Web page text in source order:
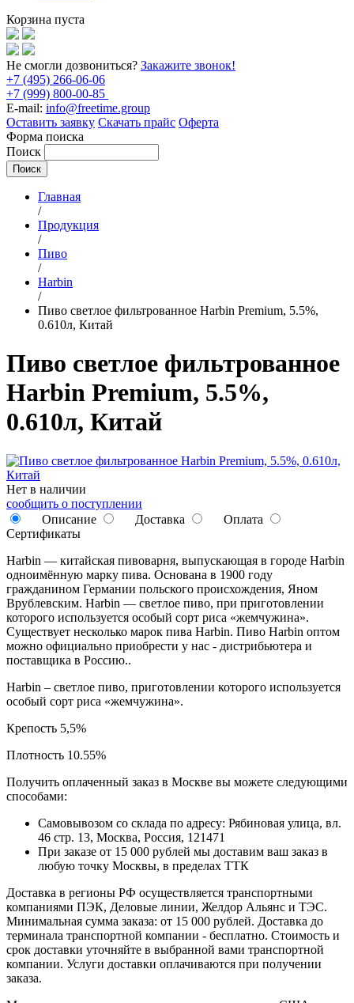
Корзина пуста
Не смогли дозвониться? Закажите звонок!
+7 (495) 266-06-06
+7 (999) 800-00-85
E-mail: info@freetime.group
Оставить заявку Скачать прайс Оферта
Форма поиска
Поиск
Главная
/
Продукция
/
Пиво
/
Harbin
/
Пиво светлое фильтрованное Harbin Premium, 5.5%,
0.610л, Китай
Пиво светлое фильтрованное
Harbin Premium, 5.5%,
0.610л, Китай
Нет в наличии
сообщить о поступлении
Описание
Доставка
Оплата
Сертификаты
Harbin — китайская пивоварня, выпускающая в городе Harbin
одноимённую марку пива. Основана в 1900 году
гражданином Германии польского происхождения, Яном
Врублевским. Harbin — светлое пиво, при приготовлении
которого используется особый сорт риса «жемчужина».
Существует несколько марок пива Harbin. Пиво Harbin оптом
можно официально приобрести у нас - дистрибьютера и
поставщика в Россию..
Harbin – светлое пиво, приготовлении которого используется
особый сорт риса «жемчужина».
Крепость 5,5%
Плотность 10.55%
Получить оплаченный заказ в Москве вы можете следующими
способами:
Самовывозом со склада по адресу: Рябиновая улица, вл.
46 стр. 13, Москва, Россия, 121471
При заказе от 15 000 рублей мы доставим ваш заказ в
любую точку Москвы, в пределах ТТК
Доставка в регионы РФ осуществляется транспортными
компаниями ПЭК, Деловые линии, Желдор Альянс и ТЭС.
Минимальная сумма заказа: от 15 000 рублей. Доставка до
терминала транспортной компании - бесплатно. Стоимость и
срок доставки уточняйте в выбранной вами транспортной
компании. Услуги доставки оплачиваются при получении
заказа.